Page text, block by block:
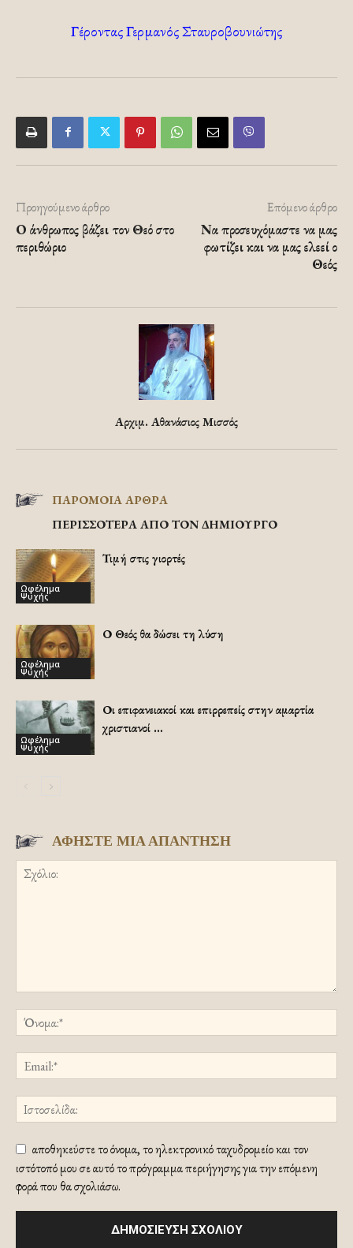
Γέροντας Γερμανός Σταυροβουνιώτης
Προηγούμενο άρθρο
Ο άνθρωπος βάζει τον Θεό στο
περιθώριο
Επόμενο άρθρο
Να προσευχόμαστε να μας
φωτίζει και να μας ελεεί ο
Θεός
Αρχιμ. Αθανάσιος Μισσός
ΠΑΡΟΜΟΙΑ ΑΡΘΡΑ
ΠΕΡΙΣΣΟΤΕΡΑ ΑΠΟ ΤΟΝ ΔΗΜΙΟΥΡΓΟ
Ωφέλημα
Ψυχής
Τιμή στις γιορτές
Ωφέλημα
Ψυχής
Ο Θεός θα δώσει τη λύση
Ωφέλημα
Ψυχής
Οι επιφανειακοί και επιρρεπείς στην αμαρτία
χριστιανοί …
ΑΦΗΣΤΕ ΜΙΑ ΑΠΑΝΤΗΣΗ
αποθηκεύστε το όνομα, το ηλεκτρονικό ταχυδρομείο και τον
ιστότοπό μου σε αυτό το πρόγραμμα περιήγησης για την επόμενη
φορά που θα σχολιάσω.